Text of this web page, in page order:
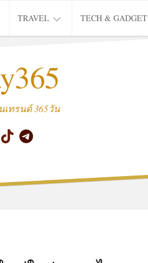
TRAVEL
THAI
TRIP
TECH & GADGET
เทรนด์ 365วัน